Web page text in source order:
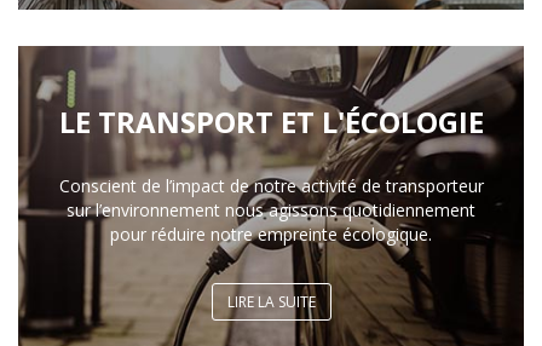
LE TRANSPORT ET L'ÉCOLOGIE
Conscient de l’impact de notre activité de transporteur
sur l’environnement nous agissons quotidiennement
pour réduire notre empreinte écologique.
LIRE LA SUITE